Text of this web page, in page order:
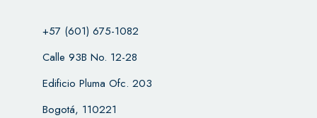
+57 (601) 675-1082
Calle 93B No. 12-28
Edificio Pluma Ofc. 203
Bogotá, 110221